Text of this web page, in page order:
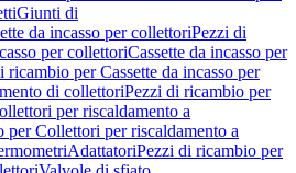
Giunti di
da incasso per collettoriPezzi di
per collettoriCassette da incasso per
ricambio per Cassette da incasso per
di collettoriPezzi di ricambio per
per riscaldamento a
per Collettori per riscaldamento a
AdattatoriPezzi di ricambio per